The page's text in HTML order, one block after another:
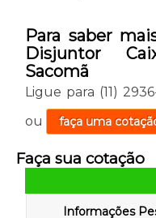
Para saber
Disjuntor
Sacomã
Ligue para (11)
ou
faça uma
Faça sua cotação
Informações